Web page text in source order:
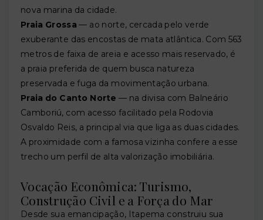
nova marina da cidade.
Praia Grossa — ao norte, cercada pelo verde
exuberante das encostas de mata atlântica. Com 563
metros de faixa de areia e acesso mais reservado, é
a praia preferida de quem busca natureza
preservada e fuga da movimentação urbana.
Praia do Canto Norte — na divisa com Balneário
Camboriú, com acesso facilitado pela Rodovia
Osvaldo Reis, a principal via que liga as duas cidades.
A proximidade com a famosa vizinha confere a esse
trecho um perfil de alta valorização imobiliária.
Vocação Econômica: Turismo,
Construção Civil e a Força do Mar
Desde sua emancipação, Itapema construiu sua